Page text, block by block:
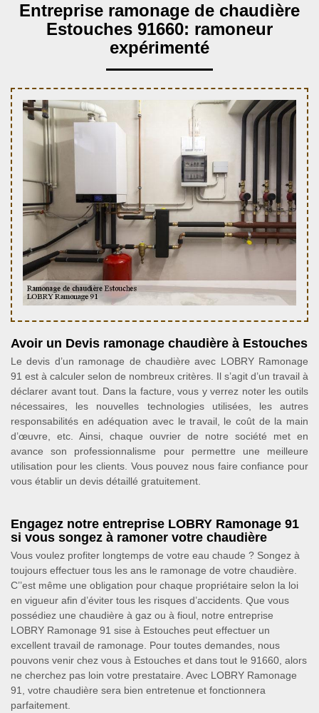
Entreprise ramonage de chaudière
Estouches 91660: ramoneur
expérimenté
Avoir un Devis ramonage chaudière à Estouches
Le devis d’un ramonage de chaudière avec LOBRY Ramonage
91 est à calculer selon de nombreux critères. Il s’agit d’un travail à
déclarer avant tout. Dans la facture, vous y verrez noter les outils
nécessaires, les nouvelles technologies utilisées, les autres
responsabilités en adéquation avec le travail, le coût de la main
d’œuvre, etc. Ainsi, chaque ouvrier de notre société met en
avance son professionnalisme pour permettre une meilleure
utilisation pour les clients. Vous pouvez nous faire confiance pour
vous établir un devis détaillé gratuitement.
Engagez notre entreprise LOBRY Ramonage 91
si vous songez à ramoner votre chaudière
Vous voulez profiter longtemps de votre eau chaude ? Songez à
toujours effectuer tous les ans le ramonage de votre chaudière.
C’’est même une obligation pour chaque propriétaire selon la loi
en vigueur afin d’éviter tous les risques d’accidents. Que vous
possédiez une chaudière à gaz ou à fioul, notre entreprise
LOBRY Ramonage 91 sise à Estouches peut effectuer un
excellent travail de ramonage. Pour toutes demandes, nous
pouvons venir chez vous à Estouches et dans tout le 91660, alors
ne cherchez pas loin votre prestataire. Avec LOBRY Ramonage
91, votre chaudière sera bien entretenue et fonctionnera
parfaitement.